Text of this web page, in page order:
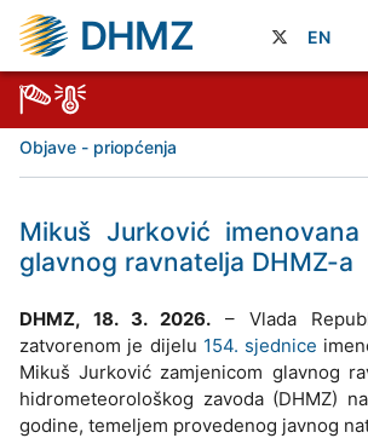
DHMZ EN
Objave - priopćenja
Mikuš Jurković imenovana
glavnog ravnatelja DHMZ-a
DHMZ, 18. 3. 2026. – Vlada
zatvorenom je dijelu 154. sjednice
Mikuš Jurković zamjenicom glavnog
hidrometeorološkog zavoda (DHMZ)
godine, temeljem provedenog javnog